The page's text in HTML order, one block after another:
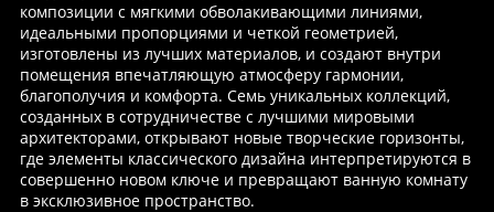
композиции с мягкими обволакивающими линиями,
идеальными пропорциями и четкой геометрией,
изготовлены из лучших материалов, и создают внутри
помещения впечатляющую атмосферу гармонии,
благополучия и комфорта. Семь уникальных коллекций,
созданных в сотрудничестве с лучшими мировыми
архитекторами, открывают новые творческие горизонты,
где элементы классического дизайна интерпретируются в
совершенно новом ключе и превращают ванную комнату
в эксклюзивное пространство.